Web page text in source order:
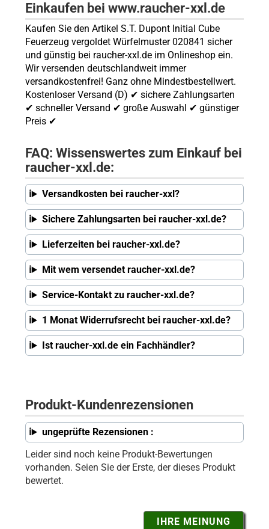
Einkaufen bei www.raucher-xxl.de
Kaufen Sie den Artikel S.T. Dupont Initial Cube
Feuerzeug vergoldet Würfelmuster 020841 sicher
und günstig bei raucher-xxl.de im Onlineshop ein.
Wir versenden deutschlandweit immer
versandkostenfrei! Ganz ohne Mindestbestellwert.
Kostenloser Versand (D) ✔ sichere Zahlungsarten
✔ schneller Versand ✔ große Auswahl ✔ günstiger
Preis ✔
FAQ: Wissenswertes zum Einkauf bei
raucher-xxl.de:
Versandkosten bei raucher-xxl?
Sichere Zahlungsarten bei raucher-xxl.de?
Lieferzeiten bei raucher-xxl.de?
Mit wem versendet raucher-xxl.de?
Service-Kontakt zu raucher-xxl.de?
1 Monat Widerrufsrecht bei raucher-xxl.de?
Ist raucher-xxl.de ein Fachhändler?
Produkt-Kundenrezensionen
ungeprüfte Rezensionen :
Leider sind noch keine Produkt-Bewertungen
vorhanden. Seien Sie der Erste, der dieses Produkt
bewertet.
IHRE MEINUNG